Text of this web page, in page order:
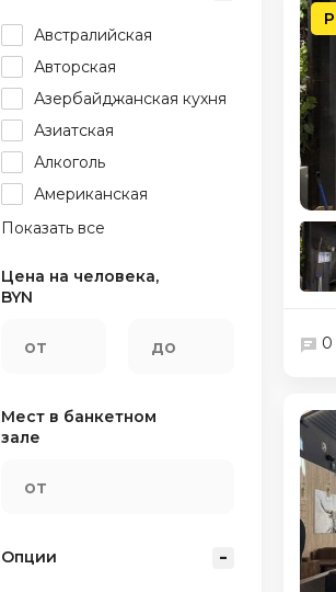
Австралийская
Авторская
Азербайджанская кухня
Азиатская
Алкоголь
Американская
Показать все
Цена на человека,
BYN
Мест в банкетном
зале
Опции
0